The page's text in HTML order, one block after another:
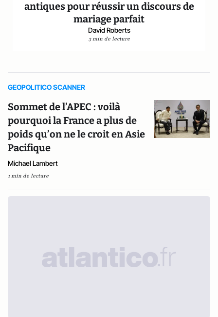
antiques pour réussir un discours de
mariage parfait
David Roberts
3 min de lecture
GEOPOLITICO SCANNER
Sommet de l’APEC : voilà
pourquoi la France a plus de
poids qu’on ne le croit en Asie
Pacifique
Michael Lambert
1 min de lecture